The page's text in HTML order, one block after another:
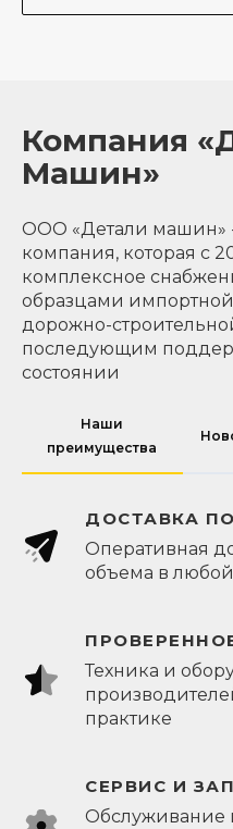
Компания
Машин»
ООО «Детали машин» -
компания, которая с
комплексное
образцами
дорожно-
последующим
состоянии
Наши
преимущества
ДОСТАВКА
Оперативная
объема в
Техника и
практике
СЕРВИС И
Обслуживание